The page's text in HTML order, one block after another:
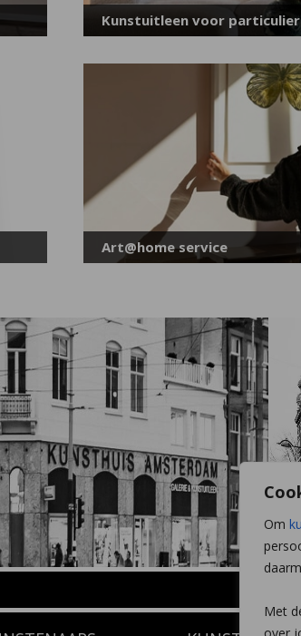
Om
Met
Kunstuitleen voor
Art@home service